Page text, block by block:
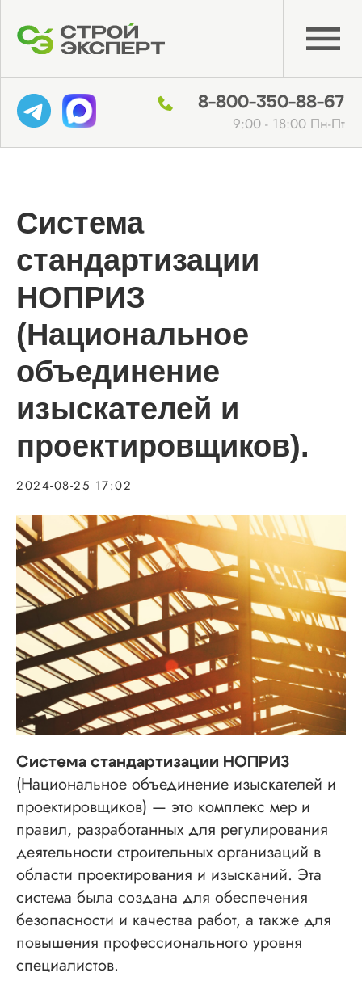
Система
стандартизации
НОПРИЗ
(Национальное
объединение
изыскателей и
проектировщиков).
2024-08-25 17:02
Система стандартизации НОПРИЗ
(Национальное объединение изыскателей и
проектировщиков) — это комплекс мер и
правил, разработанных для регулирования
деятельности строительных организаций в
области проектирования и изысканий. Эта
система была создана для обеспечения
безопасности и качества работ, а также для
повышения профессионального уровня
специалистов.